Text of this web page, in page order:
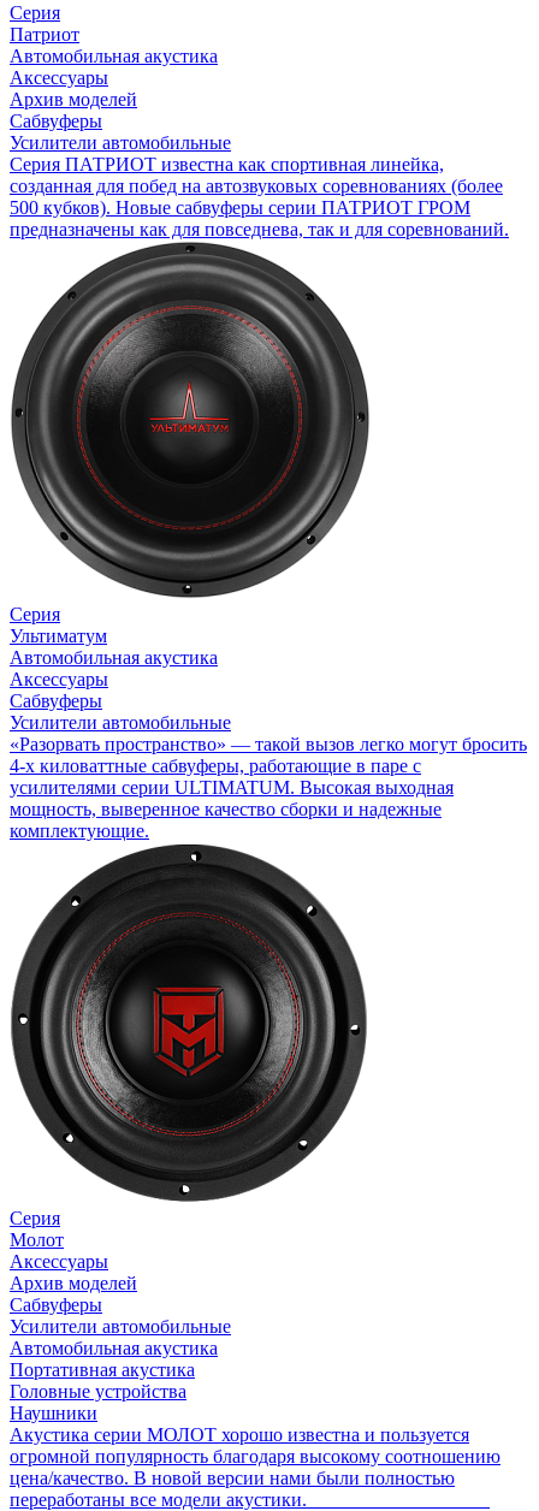
Серия
Патриот
Автомобильная акустика
Аксессуары
Архив моделей
Сабвуферы
Усилители автомобильные
Cерия ПАТРИОТ известна как спортивная линейка,
созданная для побед на автозвуковых соревнованиях (более
500 кубков). Новые сабвуферы серии ПАТРИОТ ГРОМ
предназначены как для повседнева, так и для соревнований.
Серия
Ультиматум
Автомобильная акустика
Аксессуары
Сабвуферы
Усилители автомобильные
«Разорвать пространство» — такой вызов легко могут бросить
4-х киловаттные сабвуферы, работающие в паре с
усилителями серии ULTIMATUM. Высокая выходная
мощность, выверенное качество сборки и надежныe
комплектующие.
Серия
Молот
Аксессуары
Архив моделей
Сабвуферы
Усилители автомобильные
Автомобильная акустика
Портативная акустика
Головные устройства
Наушники
Акустика серии МОЛОТ хорошо известна и пользуется
огромной популярность благодаря высокому соотношению
цена/качество. В новой версии нами были полностью
переработаны все модели акустики.